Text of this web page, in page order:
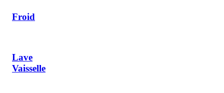
Froid
Lave
Vaisselle